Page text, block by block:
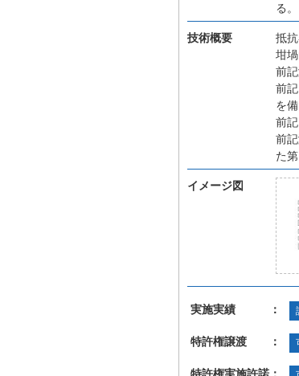
る。
技術概要
抵
坩
前
前
を備
前
前
た
イメージ図
実施実績 ：
特許権譲渡 ：